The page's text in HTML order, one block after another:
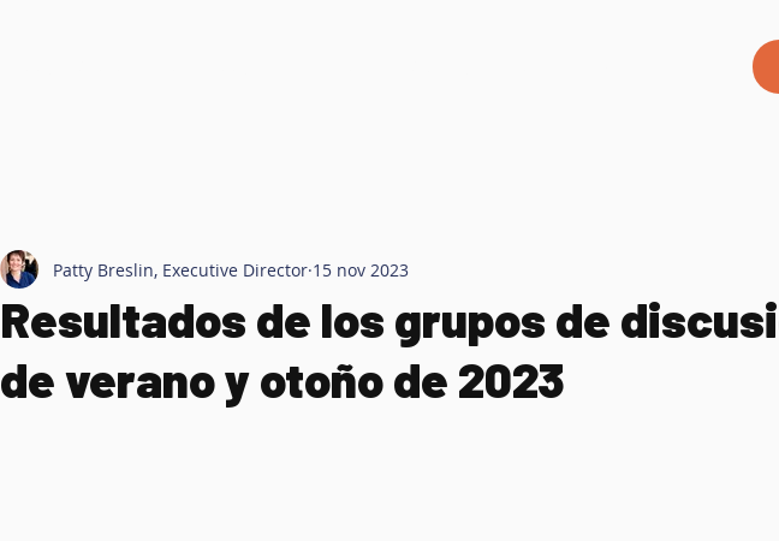
Resultados de los grupos de
de verano y otoño de 2023
Patty Breslin, Executive Director 15 nov 2023